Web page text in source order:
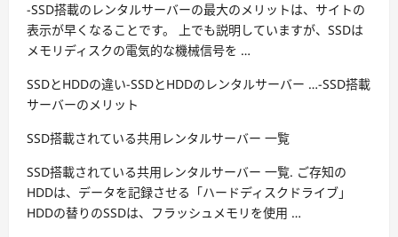
-SSD搭載のレンタルサーバーの最大のメリットは、サイトの
表示が早くなることです。 上でも説明していますが、SSDは
メモリディスクの電気的な機械信号を …
SSDとHDDの違い-SSDとHDDのレンタルサーバー …-SSD搭載
サーバーのメリット
SSD搭載されている共用レンタルサーバー 一覧
SSD搭載されている共用レンタルサーバー 一覧. ご存知の
HDDは、データを記録させる「ハードディスクドライブ」
HDDの替りのSSDは、フラッシュメモリを使用 …